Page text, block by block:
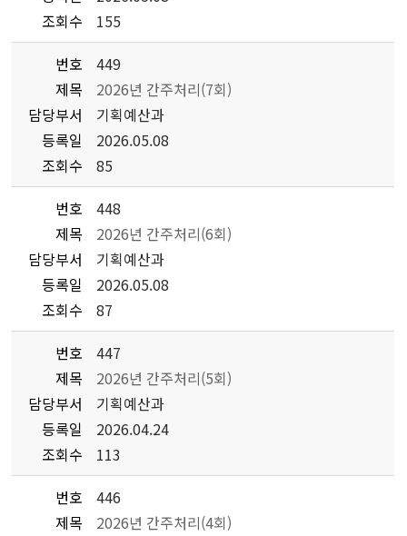
조회수
155
번호
449
제목
2026년 간주처리(7회)
담당부서
기획예산과
등록일
2026.05.08
조회수
85
번호
448
제목
2026년 간주처리(6회)
담당부서
기획예산과
등록일
2026.05.08
조회수
87
번호
447
제목
2026년 간주처리(5회)
담당부서
기획예산과
등록일
2026.04.24
조회수
113
번호
446
제목
2026년 간주처리(4회)